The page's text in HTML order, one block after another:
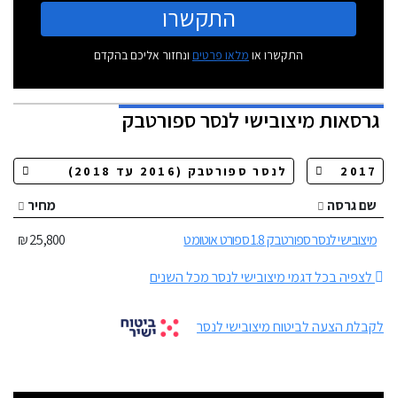
התקשרו
התקשרו או מלאו פרטים ונחזור אליכם בהקדם
גרסאותמיצובישי לנסר ספורטבק
שם גרסה
מחיר
מיצובישי לנסר ספורטבק 1.8 ספורט אוטומט
25,800 ₪
לצפיה בכל דגמי מיצובישי לנסר מכל השנים
לקבלת הצעה לביטוח מיצובישי לנסר